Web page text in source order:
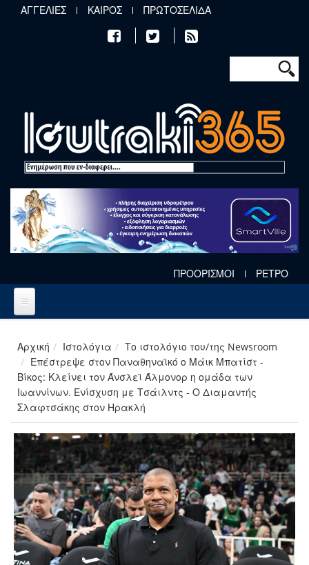
Παράκαμψη προς το κυρίως περιεχόμενο
ΑΓΓΕΛΙΕΣ ΚΑΙΡΟΣ ΠΡΩΤΟΣΕΛΙΔΑ
Φόρμα
Αναζήτηση
ΠΡΟΟΡΙΣΜΟΙ ΡΕΤΡΟ
Αρχική Ιστολόγια
Το ιστολόγιο του/της Newsroom
Επέστρεψε στον Παναθηναϊκό ο Μάικ Μπατίστ -
Βίκος: Κλείνει τον Άνσλεϊ Άλμονορ η ομάδα των
Ιωαννίνων. Ενίσχυση με Τσάιλντς - Ο Διαμαντής
Σλαφτσάκης στον Ηρακλή